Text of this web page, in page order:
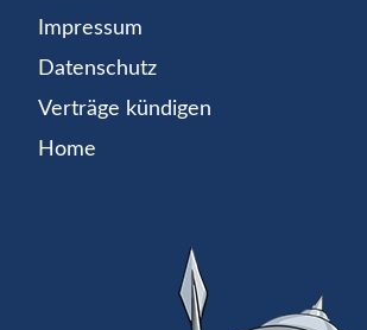
Impressum
Datenschutz
Verträge kündigen
Home